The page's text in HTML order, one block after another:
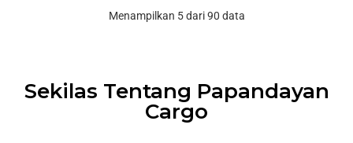
Menampilkan 5 dari 90 data
Sekilas Tentang Papandayan
Cargo